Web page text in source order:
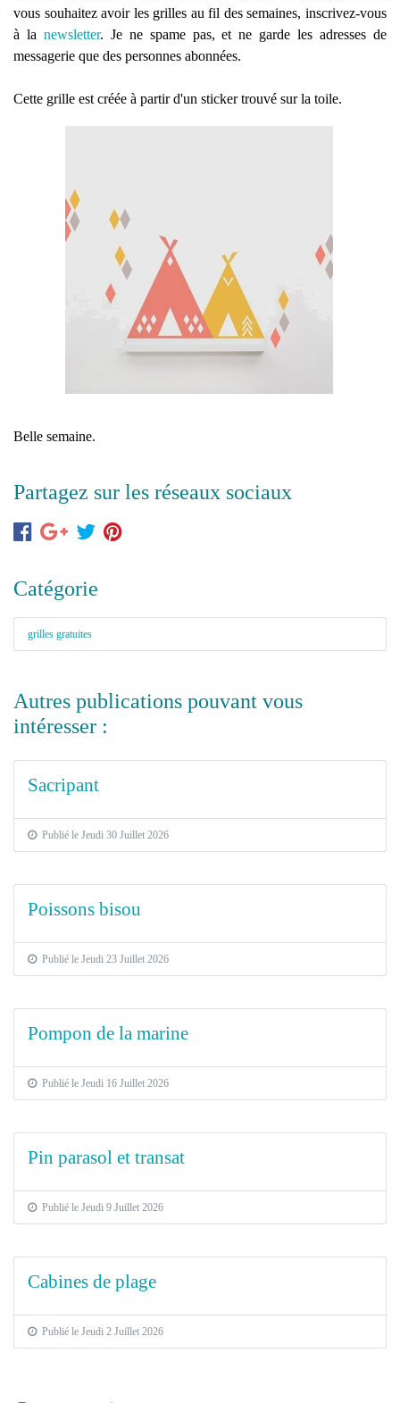
vous souhaitez avoir les grilles au fil des semaines, inscrivez-vous
à la newsletter. Je ne spame pas, et ne garde les adresses de
messagerie que des personnes abonnées.
Cette grille est créée à partir d'un sticker trouvé sur la toile.
Belle semaine.
Partagez sur les réseaux sociaux
Catégorie
grilles gratuites
Autres publications pouvant vous
intéresser :
Sacripant
Publié le Jeudi 30 Juillet 2026
Poissons bisou
Publié le Jeudi 23 Juillet 2026
Pompon de la marine
Publié le Jeudi 16 Juillet 2026
Pin parasol et transat
Publié le Jeudi 9 Juillet 2026
Cabines de plage
Publié le Jeudi 2 Juillet 2026